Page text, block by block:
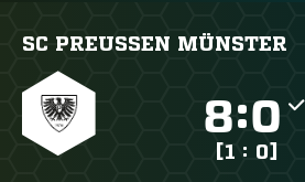
SC PREUSSEN MÜNSTER
:
[1 : 0]